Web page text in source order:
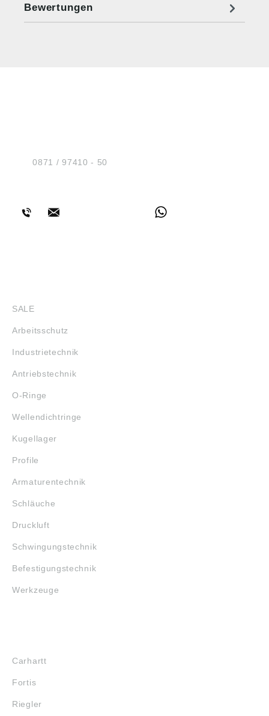
Bewertungen
Tel.:0871 / 97410 - 50
SALE
Arbeitsschutz
Industrietechnik
Antriebstechnik
O-Ringe
Wellendichtringe
Kugellager
Profile
Armaturentechnik
Schläuche
Druckluft
Schwingungstechnik
Befestigungstechnik
Werkzeuge
Carhartt
Fortis
Riegler